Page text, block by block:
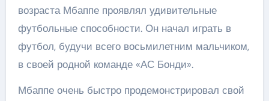
возраста Мбаппе проявлял удивительные
футбольные способности. Он начал играть в
футбол, будучи всего восьмилетним мальчиком,
в своей родной команде «АС Бонди».
Мбаппе очень быстро продемонстрировал свой